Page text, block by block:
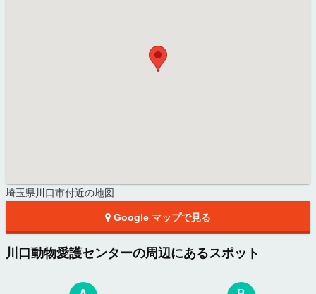
埼玉県川口市付近の地図
Google マップで見る
川口動物愛護センターの周辺にあるスポット